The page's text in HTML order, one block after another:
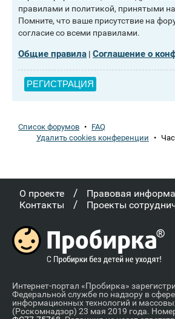
правилами и политикой, принятыми
Помните, что ваше присутствие на
согласие со всеми правилами.
Общие правила | Соглашение о
РЕГИСТРАЦИЯ
Список форумов • FAQ
Удалить cookies конференции •
О проекте / Правовая
Контакты / Проекты
Интернет-портал «Пробирка»
Федеральной службе по надзору в
информационных технологий и
(Роскомнадзор) 23 мая 2019 года.